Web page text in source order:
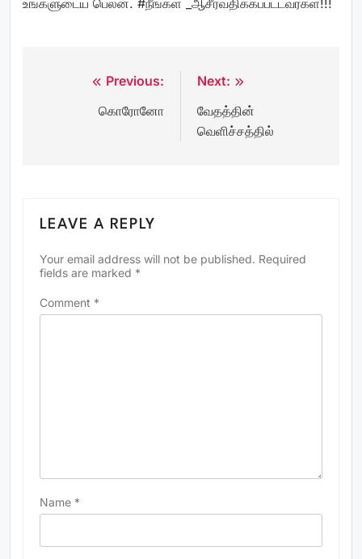
உங்களுடைய பெலன். #நீங்கள் _ஆசீர்வதிக்கப்பட்டவர்கள்!!!
navigation
Previous:
கொரோனோ
Next:
வேதத்தின்
வெளிச்சத்தில்
LEAVE A REPLY
Your email address will not be published. Required
fields are marked *
Comment *
Name *